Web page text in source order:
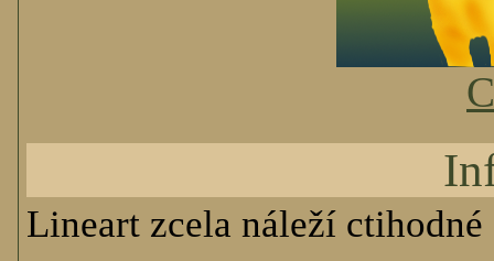
Lineart zcela náleží